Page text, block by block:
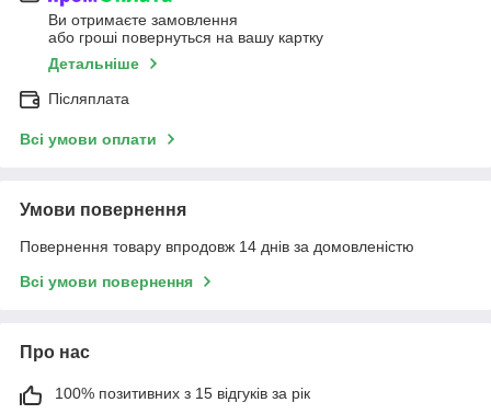
Ви отримаєте замовлення
або гроші повернуться на вашу картку
Детальніше
Післяплата
Всі умови оплати
Умови повернення
Повернення товару впродовж 14 днів за домовленістю
Всі умови повернення
Про нас
100% позитивних з 15 відгуків за рік